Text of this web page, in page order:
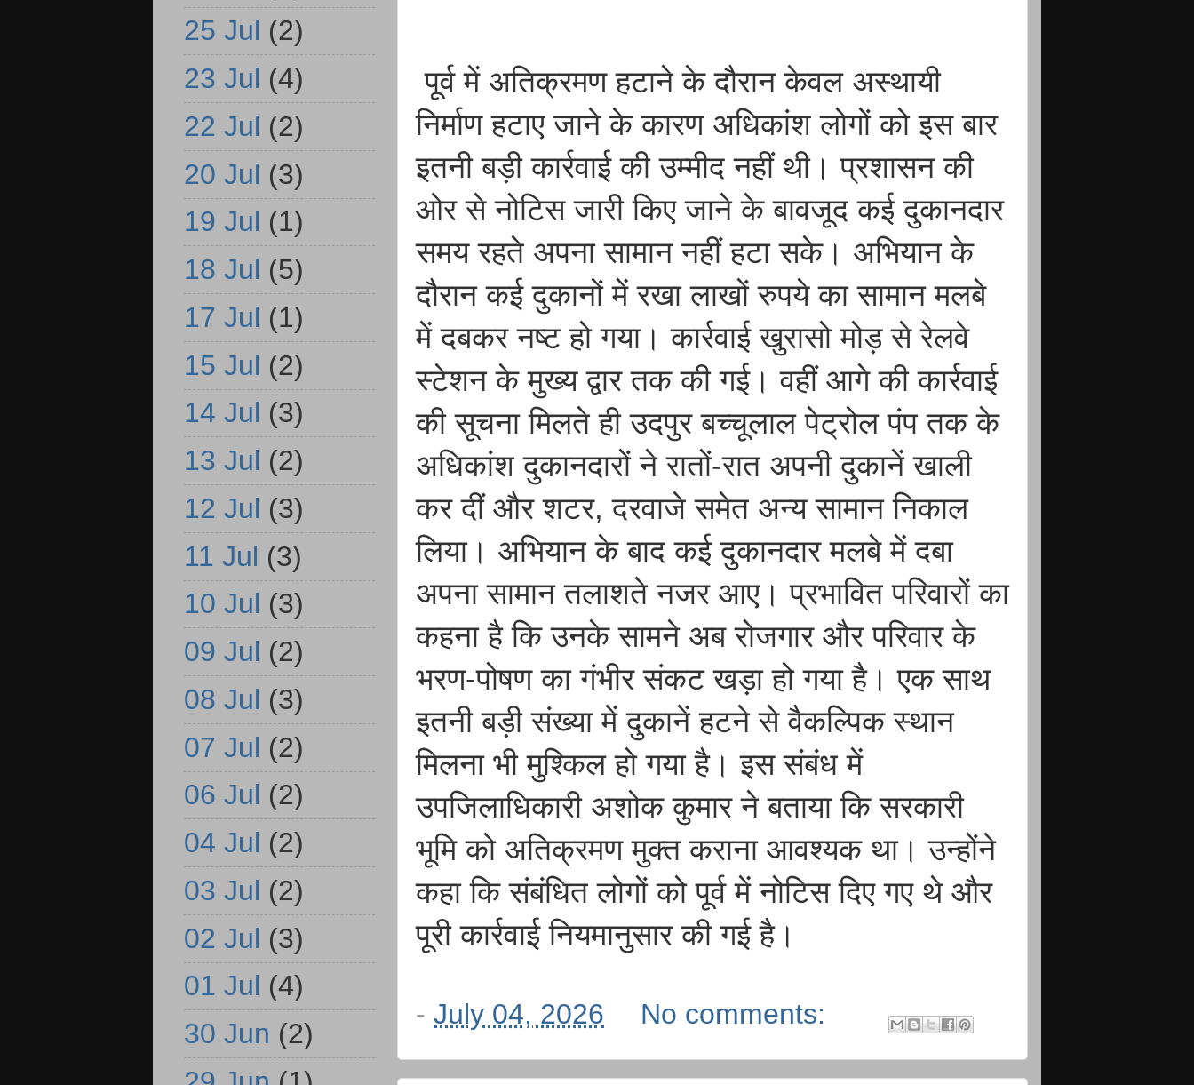
पूर्व में अतिक्रमण हटाने के दौरान केवल अस्थायी
निर्माण हटाए जाने के कारण अधिकांश लोगों को इस बार
इतनी बड़ी कार्रवाई की उम्मीद नहीं थी। प्रशासन की
ओर से नोटिस जारी किए जाने के बावजूद कई दुकानदार
समय रहते अपना सामान नहीं हटा सके। अभियान के
दौरान कई दुकानों में रखा लाखों रुपये का सामान मलबे
में दबकर नष्ट हो गया। कार्रवाई खुरासो मोड़ से रेलवे
स्टेशन के मुख्य द्वार तक की गई। वहीं आगे की कार्रवाई
की सूचना मिलते ही उदपुर बच्चूलाल पेट्रोल पंप तक के
अधिकांश दुकानदारों ने रातों-रात अपनी दुकानें खाली
कर दीं और शटर, दरवाजे समेत अन्य सामान निकाल
लिया। अभियान के बाद कई दुकानदार मलबे में दबा
अपना सामान तलाशते नजर आए। प्रभावित परिवारों का
कहना है कि उनके सामने अब रोजगार और परिवार के
भरण-पोषण का गंभीर संकट खड़ा हो गया है। एक साथ
इतनी बड़ी संख्या में दुकानें हटने से वैकल्पिक स्थान
मिलना भी मुश्किल हो गया है। इस संबंध में
उपजिलाधिकारी अशोक कुमार ने बताया कि सरकारी
भूमि को अतिक्रमण मुक्त कराना आवश्यक था। उन्होंने
कहा कि संबंधित लोगों को पूर्व में नोटिस दिए गए थे और
पूरी कार्रवाई नियमानुसार की गई है।
- July 04, 2026 No comments:
25 Jul (2)
23 Jul (4)
22 Jul (2)
20 Jul (3)
19 Jul (1)
18 Jul (5)
17 Jul (1)
15 Jul (2)
14 Jul (3)
13 Jul (2)
12 Jul (3)
11 Jul (3)
10 Jul (3)
09 Jul (2)
08 Jul (3)
07 Jul (2)
06 Jul (2)
04 Jul (2)
03 Jul (2)
02 Jul (3)
01 Jul (4)
30 Jun (2)